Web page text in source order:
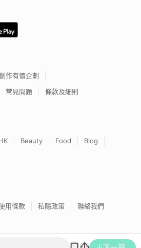
作有價企劃
常見問題 條款及細則
Beauty Food
Blog
用條款 私隱政策 聯絡我們